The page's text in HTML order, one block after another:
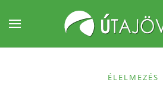
Fő tartalom átugrása
ÉLELMEZÉS